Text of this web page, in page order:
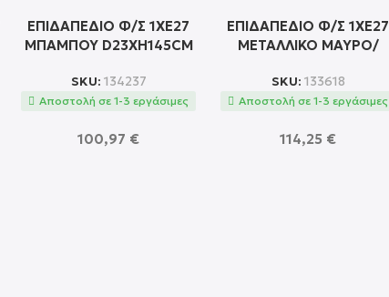
ΕΠΙΔΑΠΕΔΙΟ Φ/Σ 1ΧΕ27
ΜΠΑΜΠΟΥ D23XH145CM
SKU: 134237
Αποστολή σε 1-3 εργάσιμες
100,97 €
ΕΠΙΔΑΠΕΔΙΟ Φ/Σ 1ΧΕ27
ΜΕΤΑΛΛΙΚΟ ΜΑΥΡΟ/
CAMARA
SKU: 133618
Αποστολή σε 1-3 εργάσιμες
114,25 €